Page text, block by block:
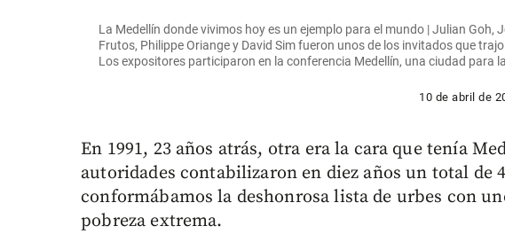
La Medellín donde vivimos hoy es un ejemplo para el mundo | Julian Goh,
Frutos, Philippe Oriange y David Sim fueron unos de los invitados que
Los expositores participaron en la conferencia Medellín, una ciudad para la
10 de abril de
En 1991, 23 años atrás, otra era la cara que tenía
autoridades contabilizaron en diez años un total de
conformábamos la deshonrosa lista de urbes con
pobreza extrema.